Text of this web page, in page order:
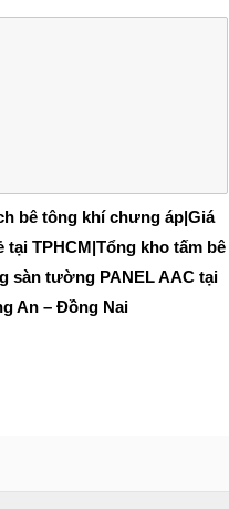
bê tông khí chưng áp|Giá
tại TPHCM|Tổng kho tấm bê
sàn tường PANEL AAC tại
An – Đồng Nai